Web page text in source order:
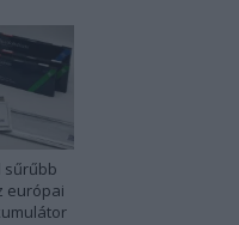
sűrűbb
európai